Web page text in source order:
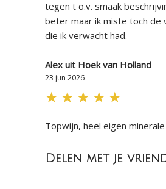
tegen t o.v. smaak
beter maar ik miste toch de
die ik verwacht had.
Alex uit Hoek van Holland
23 jun 2026
★ ★ ★ ★ ★
Topwijn, heel eigen
Delen met je